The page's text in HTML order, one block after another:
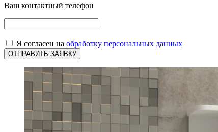
Ваш контактный телефон
Я согласен на обработку персональных данных